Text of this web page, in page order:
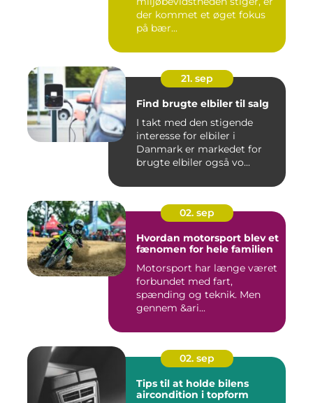
der kommet et øget fokus
på bær...
21. sep
Find brugte elbiler til salg
I takt med den stigende
interesse for elbiler i
Danmark er markedet for
brugte elbiler også vo...
02. sep
Hvordan motorsport blev et
fænomen for hele familien
Motorsport har længe været
forbundet med fart,
spænding og teknik. Men
gennem &ari...
02. sep
Tips til at holde bilens
aircondition i topform